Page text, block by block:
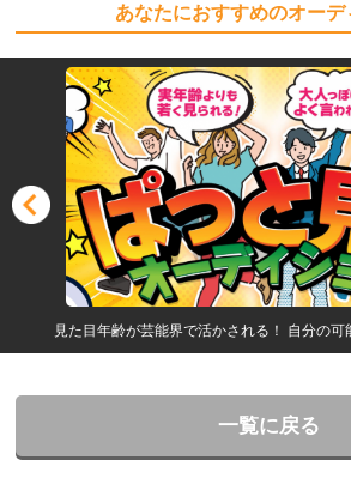
あなたにおすすめのオーデ
見た目年齢が芸能界で活かされる！ 自分の可
一覧に戻る